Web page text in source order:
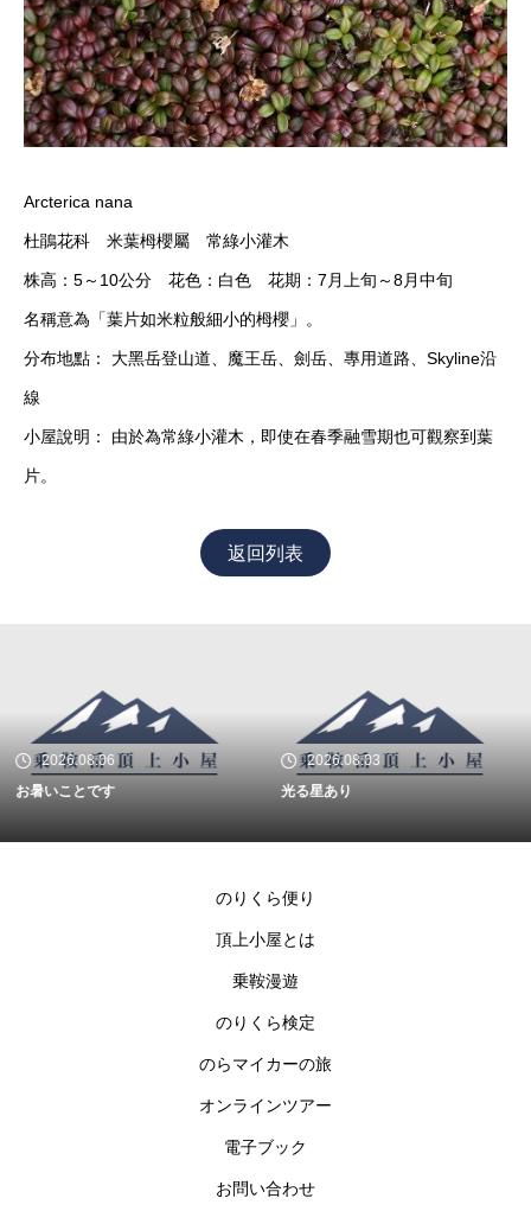
Arcterica nana
杜鵑花科 米葉栂櫻屬 常綠小灌木
株高：5～10公分 花色：白色 花期：7月上旬～8月中旬
名稱意為「葉片如米粒般細小的栂櫻」。
分布地點： 大黑岳登山道、魔王岳、劍岳、專用道路、Skyline沿
線
小屋說明： 由於為常綠小灌木，即使在春季融雪期也可觀察到葉
片。
返回列表
2026.08.03
光る星あり
2026.07.18
クロユリが咲いています
のりくら便り
頂上小屋とは
乗鞍漫遊
のりくら検定
のらマイカーの旅
オンラインツアー
電子ブック
お問い合わせ